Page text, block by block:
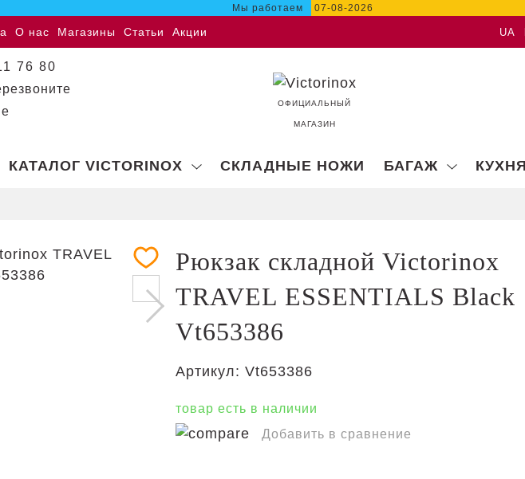
Мы работаем 07-08-2026
О нас Магазины Статьи Акции UA
76 80
ОФИЦИАЛЬНЫЙ
МАГАЗИН
КАТАЛОГ VICTORINOX СКЛАДНЫЕ НОЖИ БАГАЖ КУХНЯ
Рюкзак складной Victorinox
TRAVEL ESSENTIALS Black
Vt653386
Артикул: Vt653386
товар есть в наличии
Добавить в сравнение